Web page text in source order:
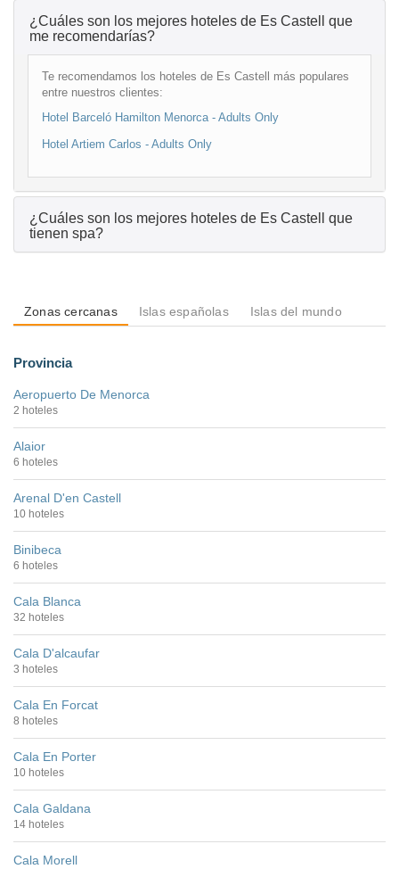
¿Cuáles son los mejores hoteles de Es Castell que
me recomendarías?
Te recomendamos los hoteles de Es Castell más populares
entre nuestros clientes:
Hotel Barceló Hamilton Menorca - Adults Only
Hotel Artiem Carlos - Adults Only
¿Cuáles son los mejores hoteles de Es Castell que
tienen spa?
Zonas cercanas Islas españolas Islas del mundo
Provincia
Aeropuerto De Menorca
2 hoteles
Alaior
6 hoteles
Arenal D'en Castell
10 hoteles
Binibeca
6 hoteles
Cala Blanca
32 hoteles
Cala D'alcaufar
3 hoteles
Cala En Forcat
8 hoteles
Cala En Porter
10 hoteles
Cala Galdana
14 hoteles
Cala Morell